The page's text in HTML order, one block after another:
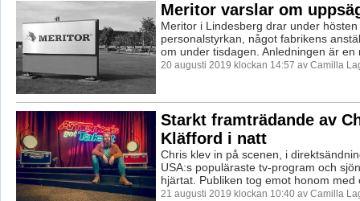
Meritor varslar om
Meritor i Lindesberg drar under
personalstyrkan, något fabrikens
om under tisdagen. Anledningen är en
20 augusti 2019 klockan 14:57 av Camilla
Starkt framträdande av
Kläfford i natt
Chris klev in på scenen, i
USA:s populäraste tv-program och
hjärtat. Publiken tog emot honom med
21 augusti 2019 klockan 10:40 av Camilla